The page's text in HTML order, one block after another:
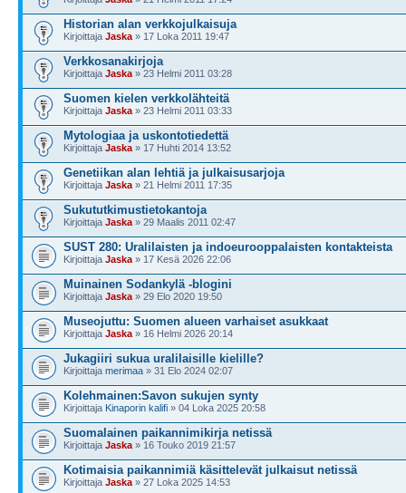
Historian alan verkkojulkaisuja
Kirjoittaja Jaska » 17 Loka 2011 19:47
Verkkosanakirjoja
Kirjoittaja Jaska » 23 Helmi 2011 03:28
Suomen kielen verkkolähteitä
Kirjoittaja Jaska » 23 Helmi 2011 03:33
Mytologiaa ja uskontotiedettä
Kirjoittaja Jaska » 17 Huhti 2014 13:52
Genetiikan alan lehtiä ja julkaisusarjoja
Kirjoittaja Jaska » 21 Helmi 2011 17:35
Sukututkimustietokantoja
Kirjoittaja Jaska » 29 Maalis 2011 02:47
SUST 280: Uralilaisten ja indoeurooppalaisten kontakteista
Kirjoittaja Jaska » 17 Kesä 2026 22:06
Muinainen Sodankylä -blogini
Kirjoittaja Jaska » 29 Elo 2020 19:50
Museojuttu: Suomen alueen varhaiset asukkaat
Kirjoittaja Jaska » 16 Helmi 2026 20:14
Jukagiiri sukua uralilaisille kielille?
Kirjoittaja merimaa » 31 Elo 2024 02:07
Kolehmainen:Savon sukujen synty
Kirjoittaja Kinaporin kalifi » 04 Loka 2025 20:58
Suomalainen paikannimikirja netissä
Kirjoittaja Jaska » 16 Touko 2019 21:57
Kotimaisia paikannimiä käsittelevät julkaisut netissä
Kirjoittaja Jaska » 27 Loka 2025 14:53